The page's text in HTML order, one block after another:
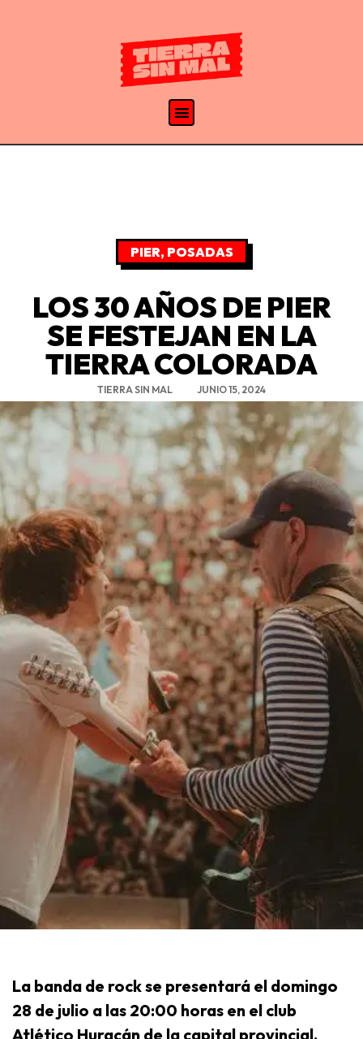
PIER, POSADAS
LOS 30 AÑOS DE PIER
SE FESTEJAN EN LA
TIERRA COLORADA
TIERRA SIN MAL JUNIO 15, 2024
La banda de rock se presentará el domingo
28 de julio a las 20:00 horas en el club
Atlético Huracán de la capital provincial.